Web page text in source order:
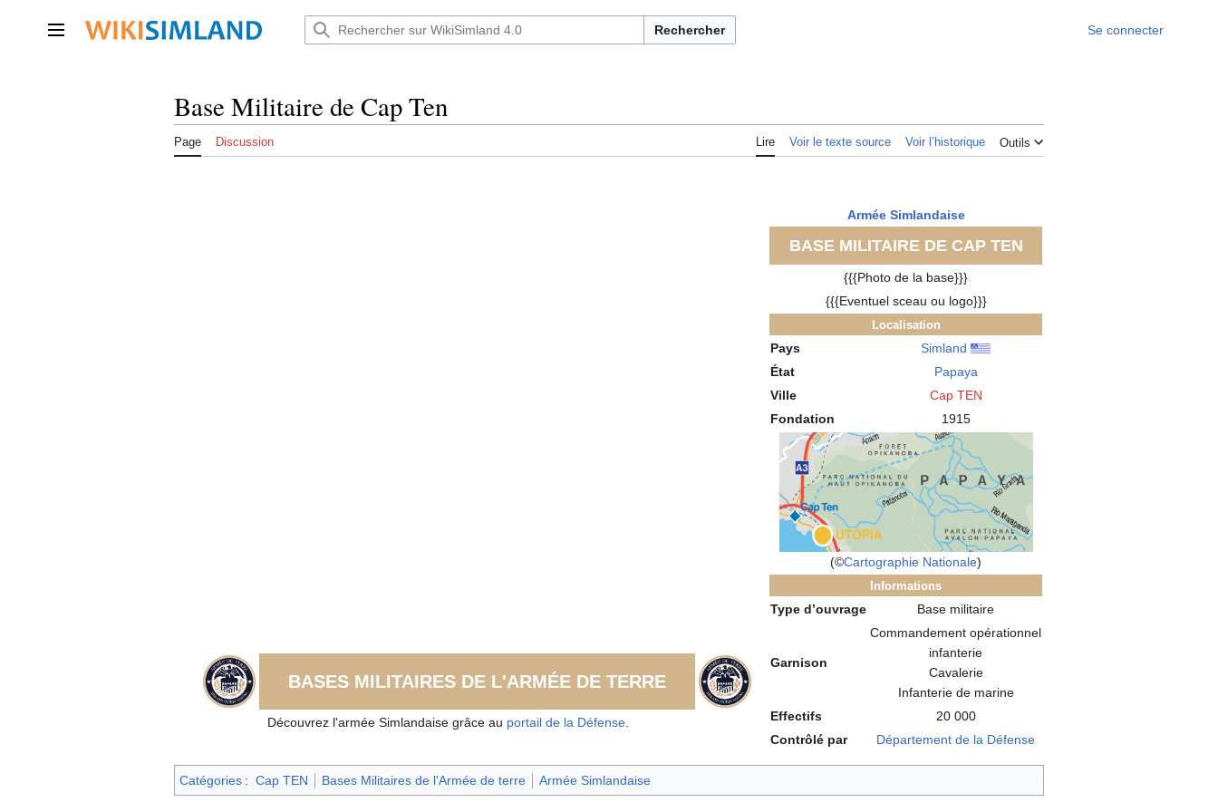
contenu Menu principal Rechercher Se connecter
Base Militaire de Cap Ten
Page Discussion Lire Voir le texte source Voir l’historique Outils
Armée Simlandaise
BASE MILITAIRE DE CAP TEN
{{{Photo de la base}}}
{{{Eventuel sceau ou logo}}}
Localisation
Pays
Simland
État
Papaya
Ville
Cap TEN
Fondation
1915
(©Cartographie Nationale)
Informations
Type d’ouvrage Base militaire
Garnison
Commandement opérationnel
infanterie
Cavalerie
Infanterie de marine
Effectifs
20 000
Contrôlé par
Département de la Défense
BASES MILITAIRES DE L'ARMÉE DE TERRE
Découvrez l'armée Simlandaise grâce au portail de la Défense
Catégories : Cap TEN Bases Militaires de l'Armée de terre Armée Simlandaise